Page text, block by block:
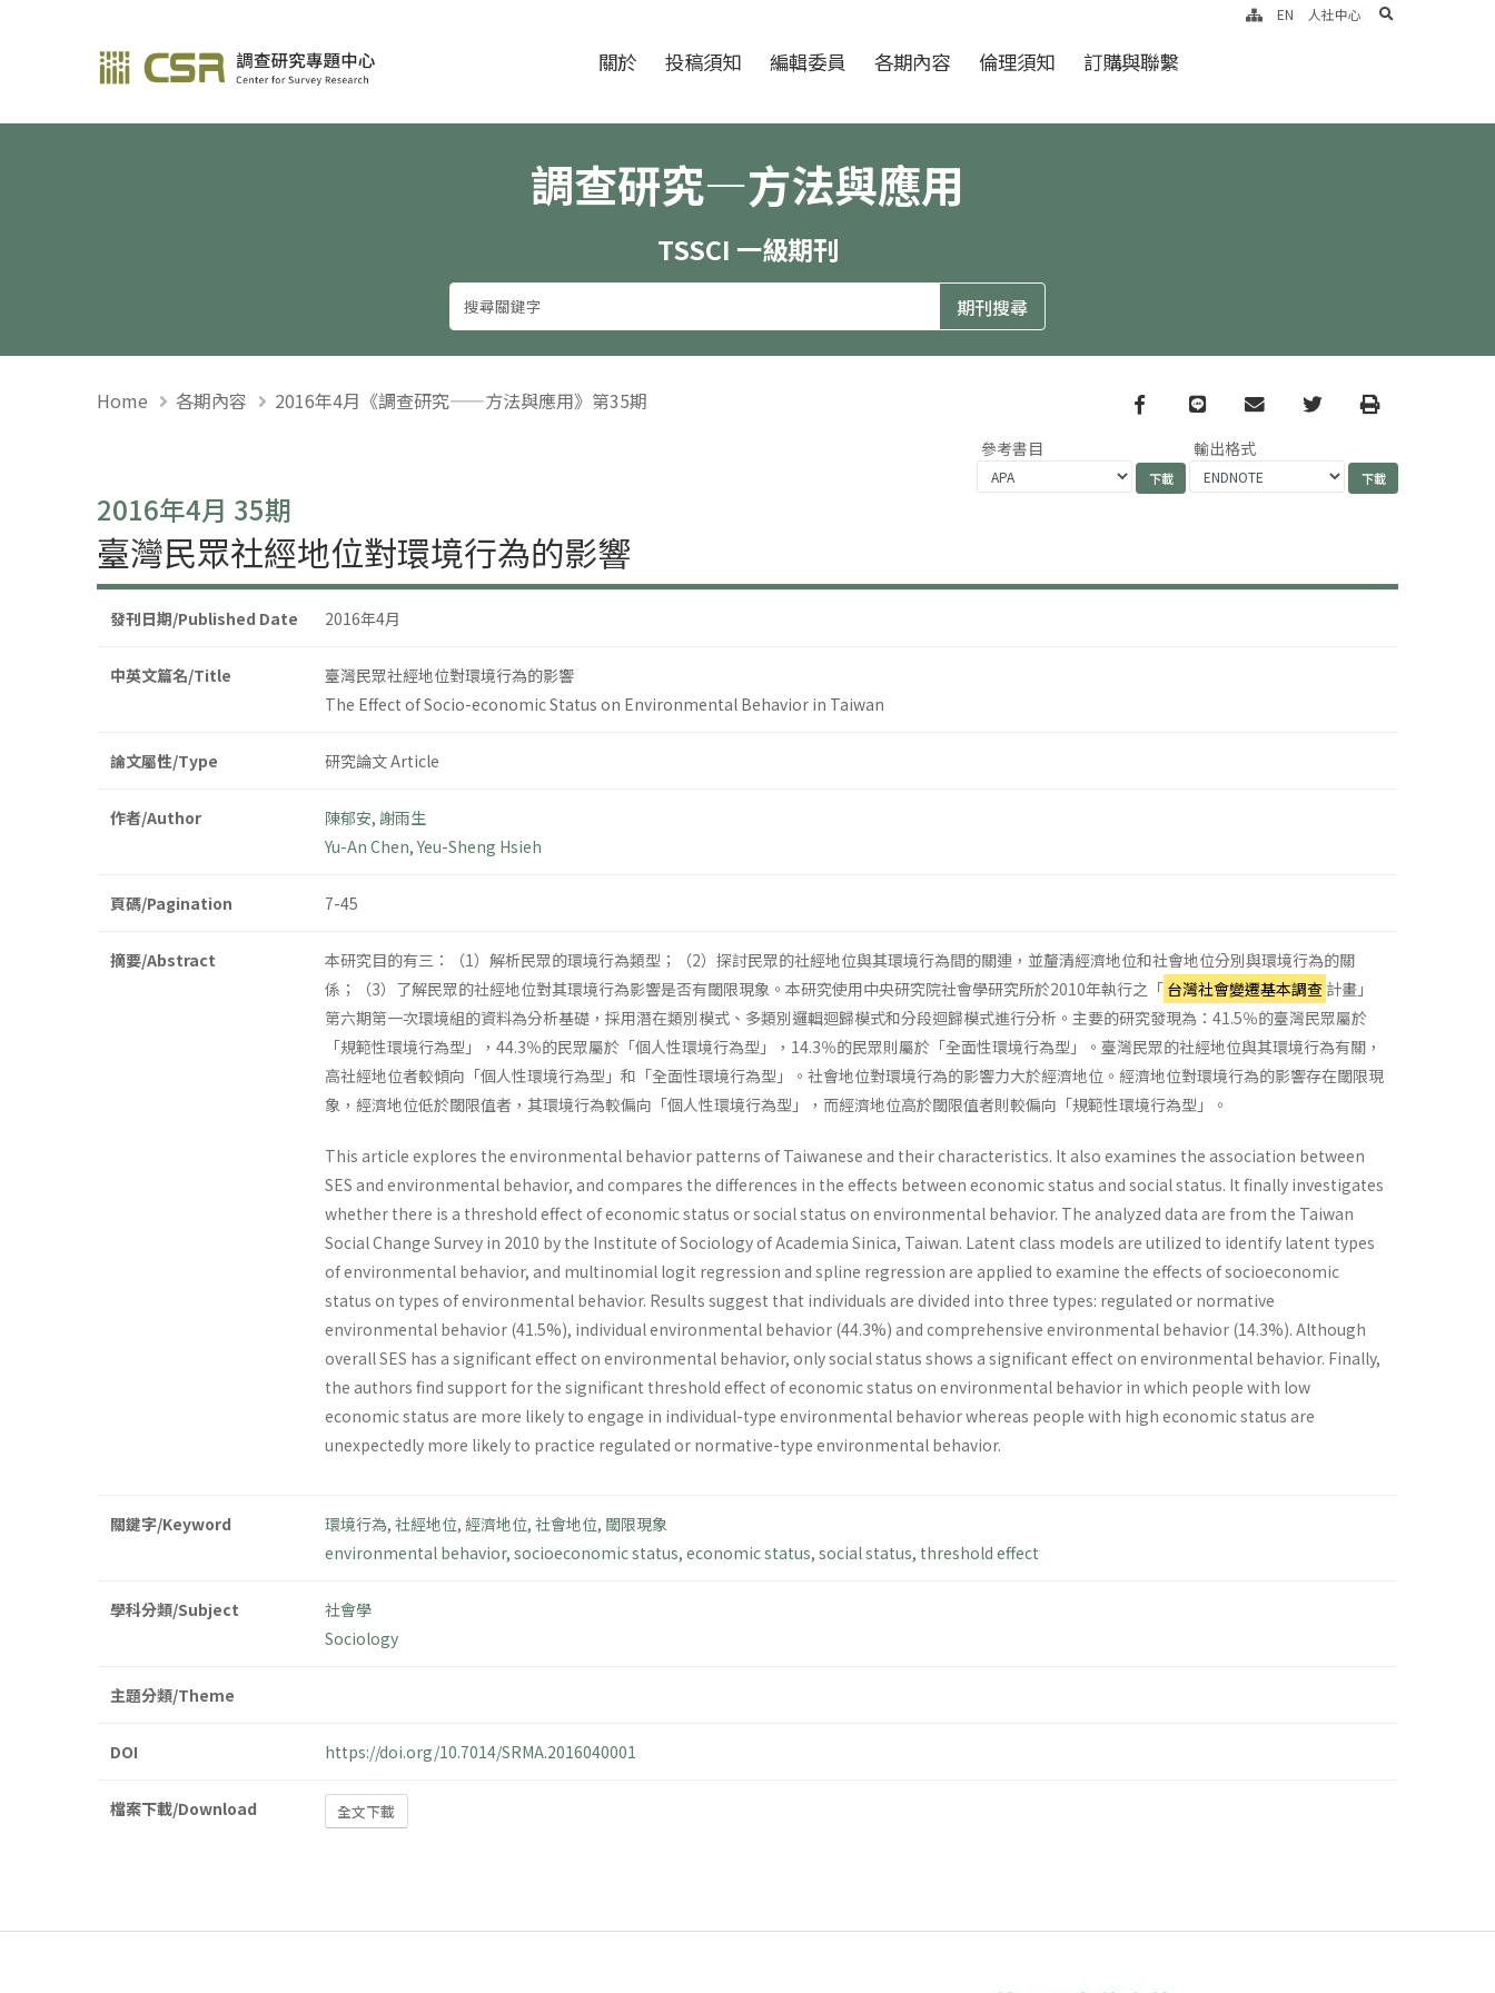
調查研究—方法與應用期刊 關於 投稿須知 編輯委員 各期內容 倫理須知 訂購與聯繫
EN 人社中心 search
調查研究—方法與應用
TSSCI 一級期刊
Home 各期內容 2016年4月《調查研究——方法與應用》第35期 Facebook
line email TwitterPrint
參考書目 輸出格式
2016年4月 35期
臺灣民眾社經地位對環境行為的影響
發刊日期/Published Date 2016年4月
中英文篇名/Title
臺灣民眾社經地位對環境行為的影響
The Effect of Socio-economic Status on Environmental Behavior in Taiwan
論文屬性/Type 研究論文 Article
作者/Author 陳郁安, 謝雨生
Yu-An Chen, Yeu-Sheng Hsieh
頁碼/Pagination 7-45
摘要/Abstract
本研究目的有三：（1）解析民眾的環境行為類型；（2）探討民眾的社經地位與其環境行為間的關連，並釐清經濟地位和社會地位分別與環境行為的關
係；（3）了解民眾的社經地位對其環境行為影響是否有閾限現象。本研究使用中央研究院社會學研究所於2010年執行之「 台灣社會變遷基本調查 計畫」
第六期第一次環境組的資料為分析基礎，採用潛在類別模式、多類別邏輯迴歸模式和分段迴歸模式進行分析。主要的研究發現為：41.5％的臺灣民眾屬於
「規範性環境行為型」，44.3％的民眾屬於「個人性環境行為型」，14.3％的民眾則屬於「全面性環境行為型」。臺灣民眾的社經地位與其環境行為有關，
高社經地位者較傾向「個人性環境行為型」和「全面性環境行為型」。社會地位對環境行為的影響力大於經濟地位。經濟地位對環境行為的影響存在閾限現
象，經濟地位低於閾限值者，其環境行為較偏向「個人性環境行為型」，而經濟地位高於閾限值者則較偏向「規範性環境行為型」。
This article explores the environmental behavior patterns of Taiwanese and their characteristics. It also examines the association between
SES and environmental behavior, and compares the differences in the effects between economic status and social status. It finally investigates
whether there is a threshold effect of economic status or social status on environmental behavior. The analyzed data are from the Taiwan
Social Change Survey in 2010 by the Institute of Sociology of Academia Sinica, Taiwan. Latent class models are utilized to identify latent types
of environmental behavior, and multinomial logit regression and spline regression are applied to examine the effects of socioeconomic
status on types of environmental behavior. Results suggest that individuals are divided into three types: regulated or normative
environmental behavior (41.5%), individual environmental behavior (44.3%) and comprehensive environmental behavior (14.3%). Although
overall SES has a significant effect on environmental behavior, only social status shows a significant effect on environmental behavior. Finally,
the authors find support for the significant threshold effect of economic status on environmental behavior in which people with low
economic status are more likely to engage in individual-type environmental behavior whereas people with high economic status are
unexpectedly more likely to practice regulated or normative-type environmental behavior.
關鍵字/Keyword 環境行為, 社經地位, 經濟地位, 社會地位, 閾限現象
environmental behavior, socioeconomic status, economic status, social status, threshold effect
學科分類/Subject
社會學
Sociology
主題分類/Theme
DOI https://doi.org/10.7014/SRMA.2016040001
檔案下載/Download 全文下載